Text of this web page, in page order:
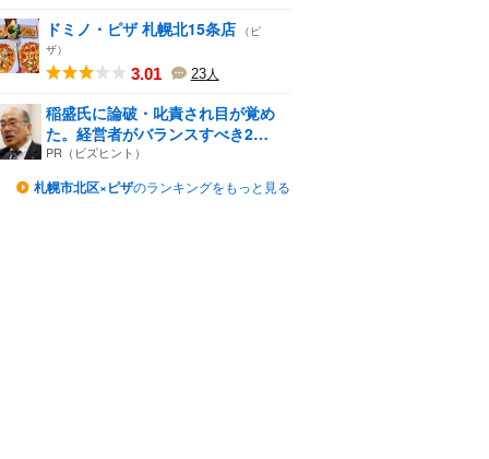
ドミノ・ピザ 札幌北15条店 （ピ
ザ）
3.01 23人
稲盛氏に論破・叱責され目が覚め
た。経営者がバランスすべき2
つ...
PR（ビズヒント）
札幌市北区×ピザのランキングをもっと見る